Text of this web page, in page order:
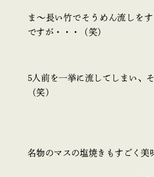
ま～長い竹でそうめん流しを
ですが・・・（笑）
5人前を一挙に流してしまい、
（笑）
名物のマスの塩焼きもすごく美